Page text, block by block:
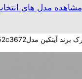
مشاهده مدل های